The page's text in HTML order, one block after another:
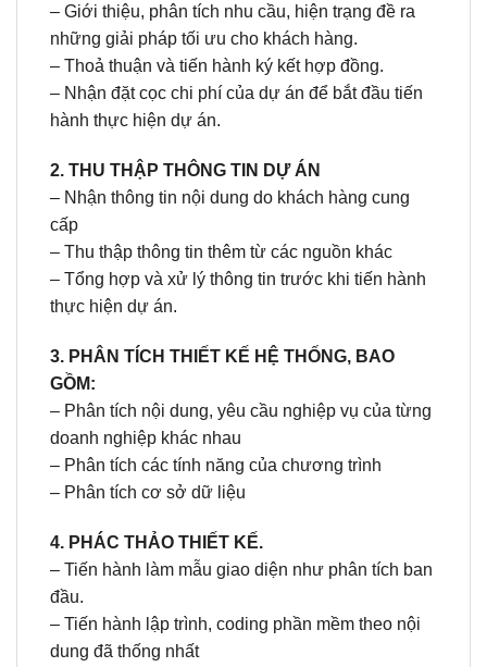
– Giới thiệu, phân tích nhu cầu, hiện trạng đề ra
những giải pháp tối ưu cho khách hàng.
– Thoả thuận và tiến hành ký kết hợp đồng.
– Nhận đặt cọc chi phí của dự án để bắt đầu tiến
hành thực hiện dự án.
2. THU THẬP THÔNG TIN DỰ ÁN
– Nhận thông tin nội dung do khách hàng cung
cấp
– Thu thập thông tin thêm từ các nguồn khác
– Tổng hợp và xử lý thông tin trước khi tiến hành
thực hiện dự án.
3. PHÂN TÍCH THIẾT KẾ HỆ THỐNG, BAO
GỒM:
– Phân tích nội dung, yêu cầu nghiệp vụ của từng
doanh nghiệp khác nhau
– Phân tích các tính năng của chương trình
– Phân tích cơ sở dữ liệu
4. PHÁC THẢO THIẾT KẾ.
– Tiến hành làm mẫu giao diện như phân tích ban
đầu.
– Tiến hành lập trình, coding phần mềm theo nội
dung đã thống nhất